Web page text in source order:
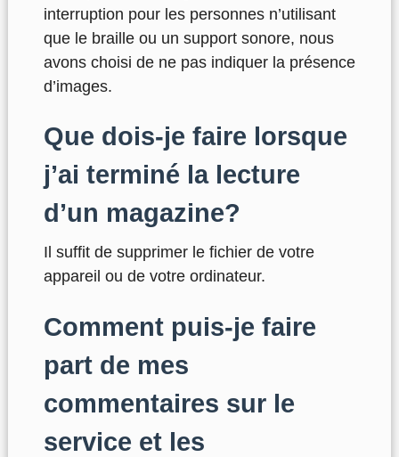
interruption pour les personnes n’utilisant
que le braille ou un support sonore, nous
avons choisi de ne pas indiquer la présence
d’images.
Que dois-je faire lorsque
j’ai terminé la lecture
d’un magazine?
Il suffit de supprimer le fichier de votre
appareil ou de votre ordinateur.
Comment puis-je faire
part de mes
commentaires sur le
service et les